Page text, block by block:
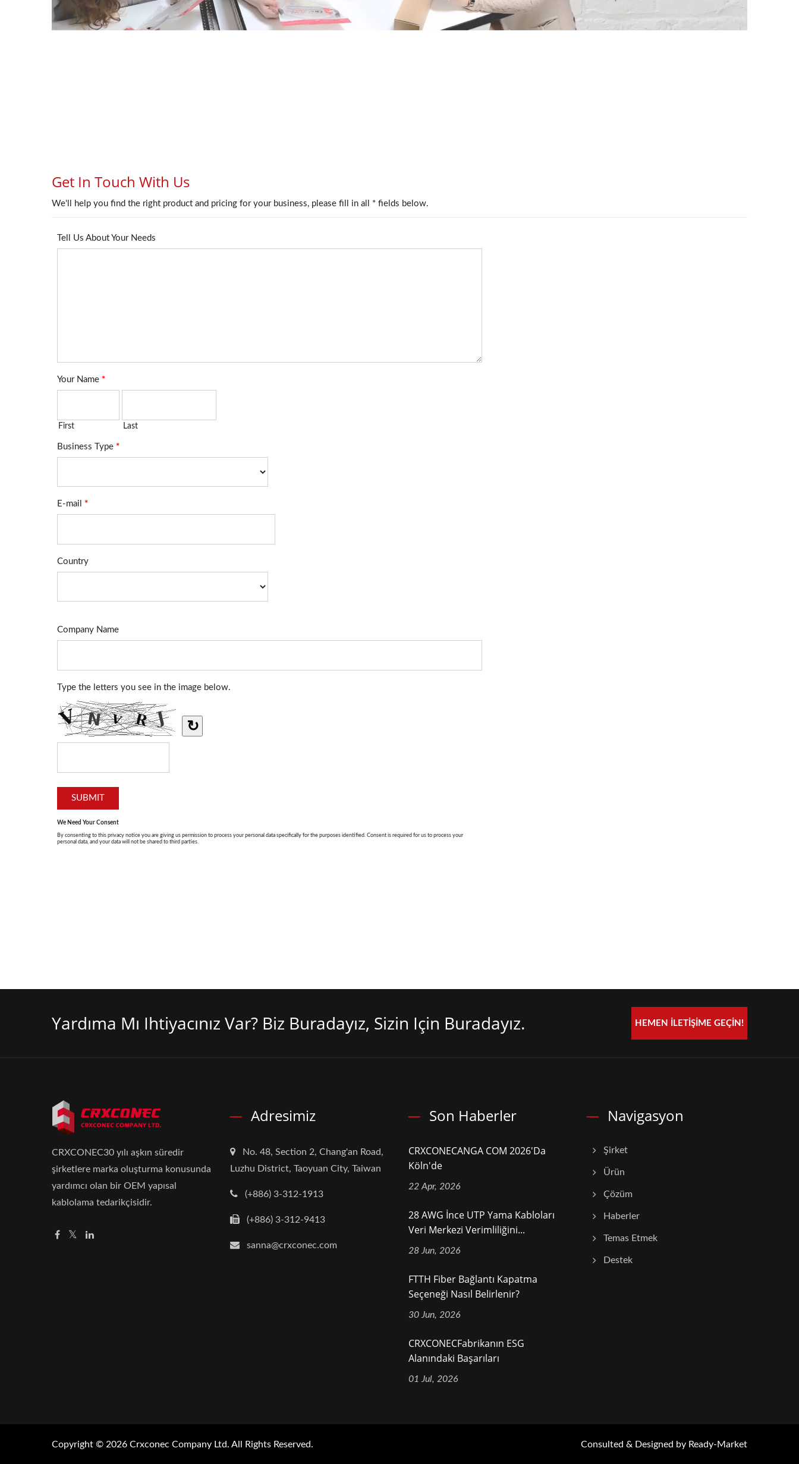
Yardıma Mı Ihtiyacınız Var? Biz Buradayız, Sizin Için Buradayız. HEMEN İLETIŞIME GEÇIN!
CRXCONEC30 yılı aşkın süredir
şirketlere marka oluşturma konusunda
yardımcı olan bir OEM yapısal
kablolama tedarikçisidir.
Adresimiz
No. 48, Section 2, Chang'an Road,
Luzhu District, Taoyuan City, Taiwan
(+886) 3-312-1913
(+886) 3-312-9413
sanna@crxconec.com
Son Haberler
CRXCONECANGA COM 2026'da
Köln'de
22 Apr, 2026
28 AWG İnce UTP Yama Kabloları
Veri Merkezi Verimliliğini...
28 Jun, 2026
FTTH Fiber Bağlantı Kapatma
Seçeneği Nasıl Belirlenir?
30 Jun, 2026
CRXCONECFabrikanın ESG
Alanındaki Başarıları
01 Jul, 2026
Navigasyon
Şirket
Ürün
Çözüm
Haberler
Temas Etmek
Destek
Copyright © 2026 Crxconec Company Ltd. All Rights Reserved. Consulted & Designed by Ready-Market